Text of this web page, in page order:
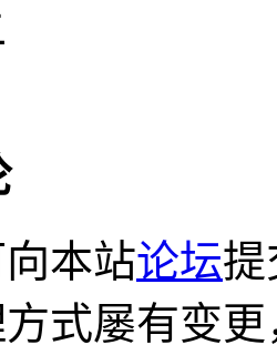
本站论坛提
式屡有变